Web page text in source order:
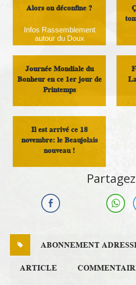
Alors on déconfine ?
Infos Rassemblement
autour du Doux
Journée Mondiale du
Bonheur en ce 1er jour de
Printemps
Il est arrivé ce 18
novembre: le Beaujolais
nouveau !
Infos RassemblementPartagez
ABONNEMENT
ARTICLE